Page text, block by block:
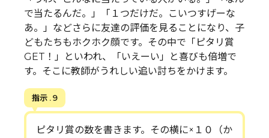
で当たるんだ。」「１つだけだ。こいつすげーな
あ。」などさらに友達の評価を見ることになり、子
どもたちもホクホク顔です。その中で「ピタリ賞
GET！」といわれ、「いえーい」と喜びも倍増で
す。そこに教師がうれしい追い討ちをかけます。
指示 . 9
ピタリ賞の数を書きます。その横に×１０（か